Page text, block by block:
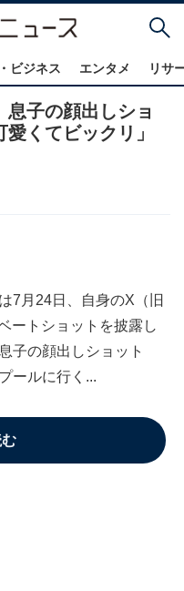
ビジネス エンタメ リサ
息子の顔出しショ
くてビックリ」
7月24日、自身のX（旧
ートショットを披露し
子の顔出しショット
ールに行く...